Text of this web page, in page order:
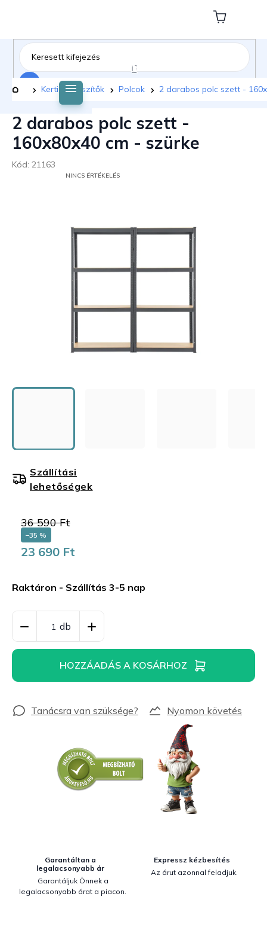
tartalomhoz
Kosár
Kezdőlap
Kerti kiegészítők Polcok 2 darabos polc szett -
2 darabos polc szett -
160x80x40 cm - szürke
Kód: 21163
NINCS ÉRTÉKELÉS
36 590 Ft
–35 %
23 690 Ft
Raktáron - Szállítás 3-5 nap
Szállítási
lehetőségek
HOZZÁADÁS A KOSÁRHOZ
Nyomon követés
Garantáltan a
legalacsonyabb ár
Garantáljuk Önnek a
legalacsonyabb árat a piacon.
Expressz kézbesítés
Az árut azonnal feladjuk.